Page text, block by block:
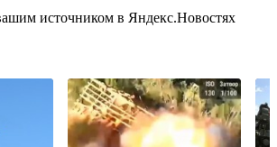
источником в Яндекс.Новостях